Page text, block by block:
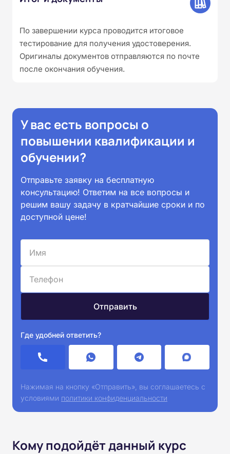
По завершении курса проводится итоговое
тестирование для получения удостоверения.
Оригиналы документов отправляются по почте
после окончания обучения.
У вас есть вопросы о
повышении квалификации и
обучении?
Отправьте заявку на бесплатную
консультацию! Ответим на все вопросы и
решим вашу задачу в кратчайшие сроки и по
доступной цене!
Где удобней ответить?
Нажимая на кнопку «Отправить», вы соглашаетесь с
условиями политики конфиденциальности
Кому подойдёт данный курс